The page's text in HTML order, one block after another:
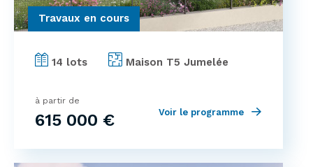
Travaux en cours
14 lots Maison T5 Jumelée
à partir de
615 000 € Voir le programme